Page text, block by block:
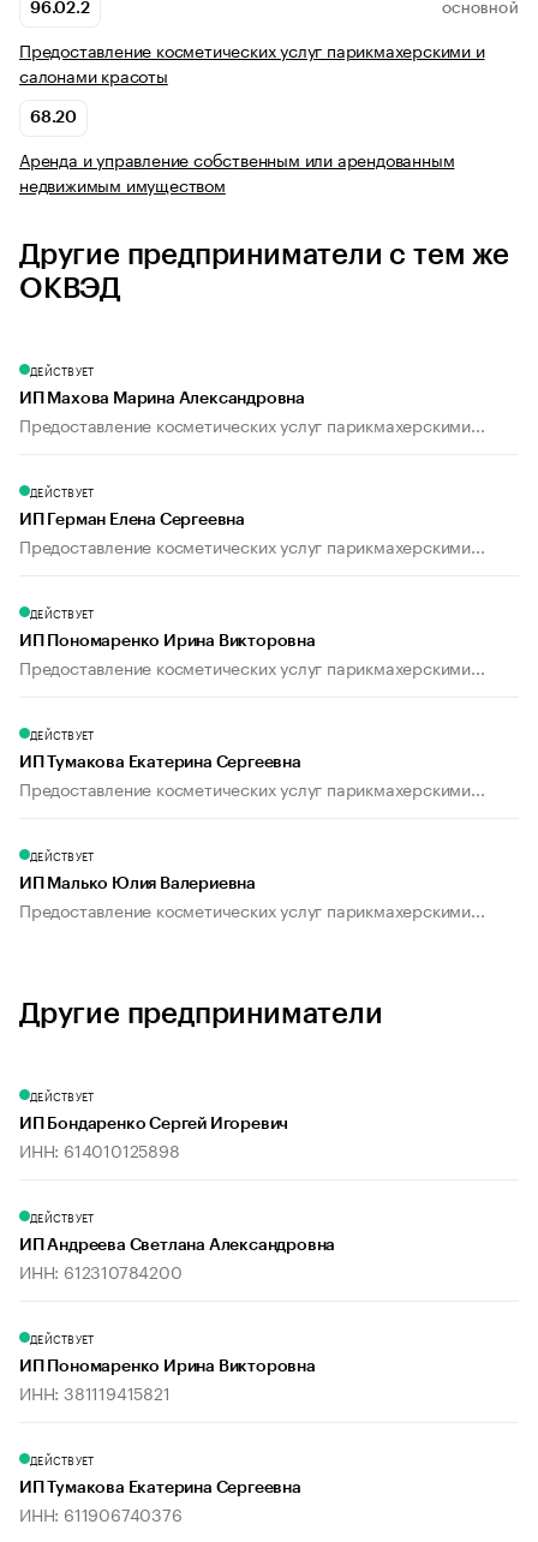
96.02.2 ОСНОВНОЙ
Предоставление косметических услуг парикмахерскими и
салонами красоты
68.20
Аренда и управление собственным или арендованным
недвижимым имуществом
Другие предприниматели с тем же
ОКВЭД
ДЕЙСТВУЕТ
ИП Махова Марина Александровна
Предоставление косметических услуг парикмахерскими...
ДЕЙСТВУЕТ
ИП Герман Елена Сергеевна
Предоставление косметических услуг парикмахерскими...
ДЕЙСТВУЕТ
ИП Пономаренко Ирина Викторовна
Предоставление косметических услуг парикмахерскими...
ДЕЙСТВУЕТ
ИП Тумакова Екатерина Сергеевна
Предоставление косметических услуг парикмахерскими...
ДЕЙСТВУЕТ
ИП Малько Юлия Валериевна
Предоставление косметических услуг парикмахерскими...
Другие предприниматели
ДЕЙСТВУЕТ
ИП Бондаренко Сергей Игоревич
ИНН: 614010125898
ДЕЙСТВУЕТ
ИП Андреева Светлана Александровна
ИНН: 612310784200
ДЕЙСТВУЕТ
ИП Пономаренко Ирина Викторовна
ИНН: 381119415821
ДЕЙСТВУЕТ
ИП Тумакова Екатерина Сергеевна
ИНН: 611906740376